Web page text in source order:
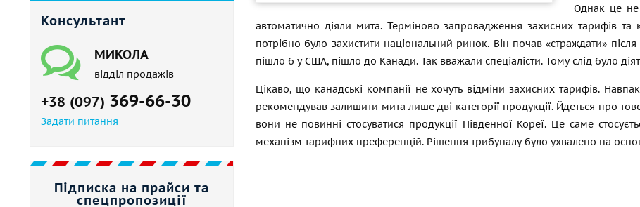
Консультант
МИКОЛА
відділ продажів
+38 (097) 369-66-30
Задати питання
Підписка на прайси та
спецпропозиції
Однак це не
автоматично діяли мита. Терміново запровадження захисних тарифів
потрібно було захистити національний ринок. Він почав «страждати»
пішло б у США, пішло до Канади. Так вважали спеціалісти. Тому слід було
Цікаво, що канадські компанії не хочуть відміни захисних тарифів.
рекомендував залишити мита лише дві категорії продукції. Йдеться про
вони не повинні стосуватися продукції Південної Кореї. Це саме
механізм тарифних преференцій. Рішення трибуналу було ухвалено на